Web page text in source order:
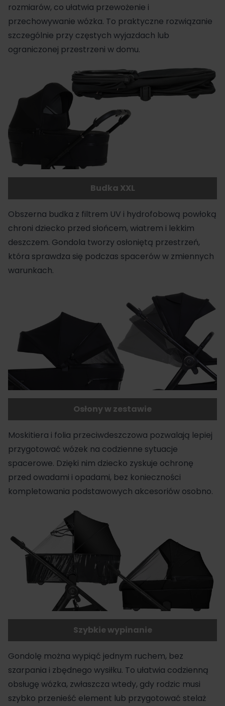
rozmiarów, co ułatwia przewożenie i
przechowywanie wózka. To praktyczne rozwiązanie
szczególnie przy częstych wyjazdach lub
ograniczonej przestrzeni w domu.
Budka XXL
Obszerna budka z filtrem UV i hydrofobową powłoką
chroni dziecko przed słońcem, wiatrem i lekkim
deszczem. Gondola tworzy osłoniętą przestrzeń,
która sprawdza się podczas spacerów w zmiennych
warunkach.
Osłony w zestawie
Moskitiera i folia przeciwdeszczowa pozwalają lepiej
przygotować wózek na codzienne sytuacje
spacerowe. Dzięki nim dziecko zyskuje ochronę
przed owadami i opadami, bez konieczności
kompletowania podstawowych akcesoriów osobno.
Szybkie wypinanie
Gondolę można wypiąć jednym ruchem, bez
szarpania i zbędnego wysiłku. To ułatwia codzienną
obsługę wózka, zwłaszcza wtedy, gdy rodzic musi
szybko przenieść element lub przygotować stelaż